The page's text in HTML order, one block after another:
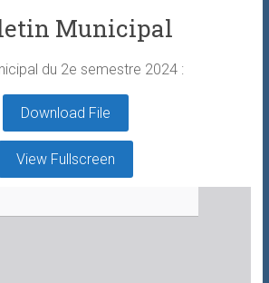
Municipal
du 2e semestre 2024 :
Download File
View Fullscreen